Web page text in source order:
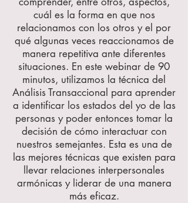
cuál es la forma en que nos
relacionamos con los otros y el por
qué algunas veces reaccionamos de
manera repetitiva ante diferentes
situaciones. En este webinar de 90
minutos, utilizamos la técnica del
Análisis Transaccional para aprender
a identificar los estados del yo de las
personas y poder entonces tomar la
decisión de cómo interactuar con
nuestros semejantes. Esta es una de
las mejores técnicas que existen para
llevar relaciones interpersonales
armónicas y liderar de una manera
más eficaz.